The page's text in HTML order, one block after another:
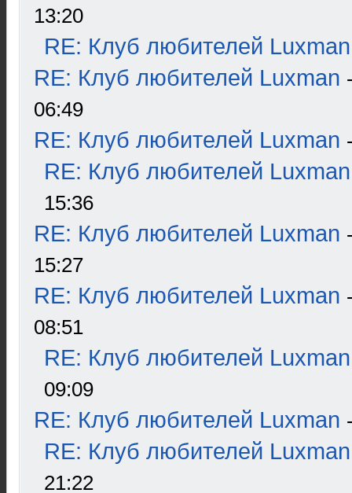
13:20
RE: Клуб любителей Luxman
RE: Клуб любителей Luxman
06:49
RE: Клуб любителей Luxman
RE: Клуб любителей Luxman
15:36
RE: Клуб любителей Luxman
15:27
RE: Клуб любителей Luxman
08:51
RE: Клуб любителей Luxman
09:09
RE: Клуб любителей Luxman
RE: Клуб любителей Luxman
21:22